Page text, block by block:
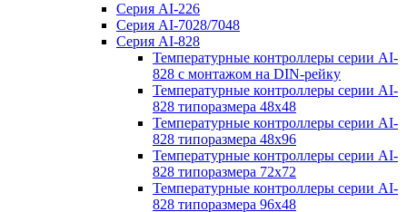
Серия AI-226
Серия AI-7028/7048
Серия AI-828
Температурные контроллеры серии AI-
828 с монтажом на DIN-рейку
Температурные контроллеры серии AI-
828 типоразмера 48х48
Температурные контроллеры серии AI-
828 типоразмера 48х96
Температурные контроллеры серии AI-
828 типоразмера 72х72
Температурные контроллеры серии AI-
828 типоразмера 96х48